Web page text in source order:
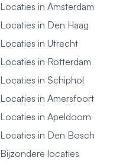
Locaties in Amsterdam
Locaties in Den Haag
Locaties in Utrecht
Locaties in Rotterdam
Locaties in Schiphol
Locaties in Amersfoort
Locaties in Apeldoorn
Locaties in Den Bosch
Bijzondere locaties